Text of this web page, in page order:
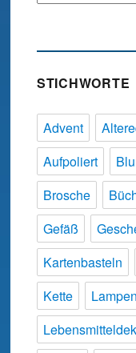
STICHWORTE
Advent
Aufpoliert
Brosche
Gefäß
Kartenbasteln
Kette